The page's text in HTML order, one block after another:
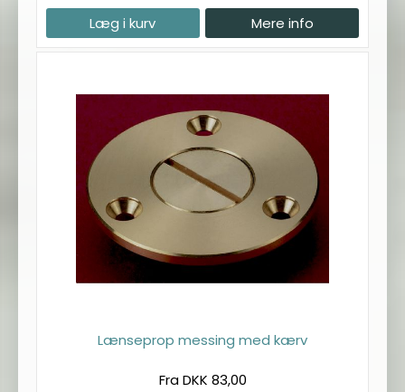
Læg i kurv
Mere info
Lænseprop messing med kærv
Fra DKK 83,00